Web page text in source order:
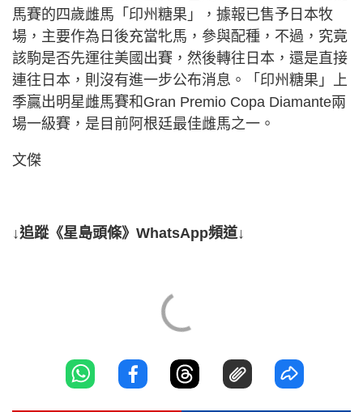
馬賽的四歲雌馬「印州糖果」，據報已售予日本牧
場，主要作為日後充當牝馬，參與配種，不過，究竟
該駒是否先運往美國出賽，然後轉往日本，還是直接
連往日本，則沒有進一步公布消息。「印州糖果」上
季贏出明星雌馬賽和Gran Premio Copa Diamante兩
場一級賽，是目前阿根廷最佳雌馬之一。
文傑
↓追蹤《星島頭條》WhatsApp頻道↓